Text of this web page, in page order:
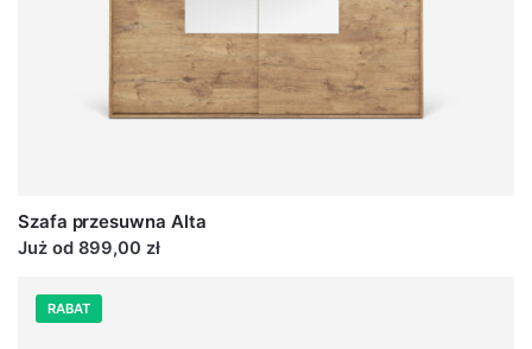
Szafa przesuwna Alta
Już od 899,00 zł
RABAT